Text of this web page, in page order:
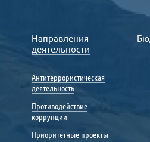
Направления
деятельности
Антитеррористическая
деятельность
Противодействие
коррупции
Приоритетные проекты